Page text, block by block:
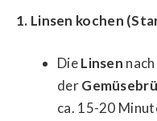
1. Linsen kochen
DieLinsen
der
ca. 15-20